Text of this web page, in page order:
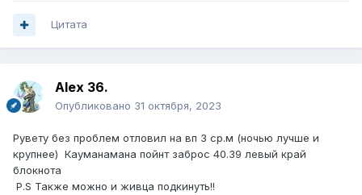
Цитата
Alex 36.
Опубликовано 31 октября, 2023
Рувету без проблем отловил на вп 3 ср.м (ночью лучше и
крупнее) Кауманамана пойнт заброс 40.39 левый край
блокнота
P.S Также можно и живца подкинуть!!